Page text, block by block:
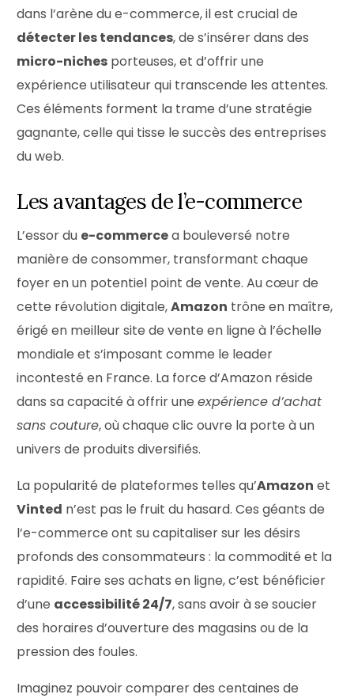
dans l’arène du e-commerce, il est crucial de
détecter les tendances, de s’insérer dans des
micro-niches porteuses, et d’offrir une
expérience utilisateur qui transcende les attentes.
Ces éléments forment la trame d’une stratégie
gagnante, celle qui tisse le succès des entreprises
du web.
Les avantages de l’e-commerce
L’essor du e-commercea bouleversé notre
manière de consommer, transformant chaque
foyer en un potentiel point de vente. Au cœur de
cette révolution digitale,Amazon trône en maître,
érigé en meilleur site de vente en ligne à l’échelle
mondiale et s’imposant comme le leader
incontesté en France. La force d’Amazon réside
dans sa capacité à offrir uneexpérience d’achat
sans couture, où chaque clic ouvre la porte à un
univers de produits diversifiés.
La popularité de plateformes telles qu’Amazon et
Vinted n’est pas le fruit du hasard. Ces géants de
l’e-commerce ont su capitaliser sur les désirs
profonds des consommateurs : la commodité et la
rapidité. Faire ses achats en ligne, c’est bénéficier
d’une accessibilité 24/7, sans avoir à se soucier
des horaires d’ouverture des magasins ou de la
pression des foules.
Imaginez pouvoir comparer des centaines de